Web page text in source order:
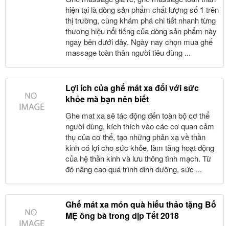
hiện tại là dòng sản phẩm chất lượng số 1 trên
thị trường, cùng khám phá chi tiết nhanh từng
thương hiệu nổi tiếng của dòng sản phẩm này
ngay bên dưới đây. Ngày nay chọn mua ghế
massage toàn thân người tiêu dùng ...
Lợi ích của ghế mát xa đối với sức
khỏe mà bạn nên biết
Ghe mat xa sẽ tác động đến toàn bộ cơ thể
người dùng, kích thích vào các cơ quan cảm
thụ của cơ thể, tạo những phản xạ về thần
kinh có lợi cho sức khỏe, làm tăng hoạt động
của hệ thần kinh và lưu thông tĩnh mạch. Từ
đó nâng cao quá trình dinh dưỡng, sức ...
Ghế mát xa món quà hiếu thảo tặng Bố
MẸ ông bà trong dịp Tết 2018